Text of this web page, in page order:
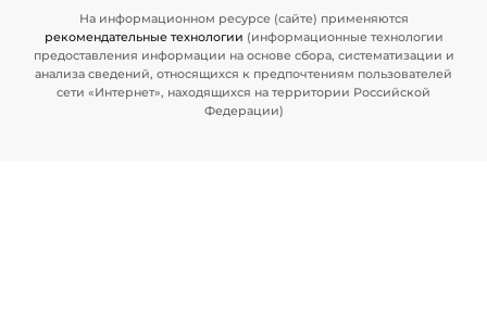
На информационном ресурсе (сайте) применяются
рекомендательные технологии (информационные технологии
предоставления информации на основе сбора, систематизации и
анализа сведений, относящихся к предпочтениям пользователей
сети «Интернет», находящихся на территории Российской
Федерации)